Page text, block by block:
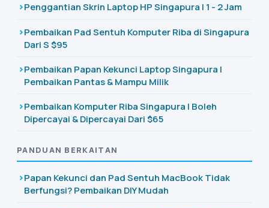
Penggantian Skrin Laptop HP Singapura | 1 - 2 Jam
Pembaikan Pad Sentuh Komputer Riba di Singapura
Dari S $95
Pembaikan Papan Kekunci Laptop Singapura |
Pembaikan Pantas & Mampu Milik
Pembaikan Komputer Riba Singapura | Boleh
Dipercayai & Dipercayai Dari $65
PANDUAN BERKAITAN
Papan Kekunci dan Pad Sentuh MacBook Tidak
Berfungsi? Pembaikan DIY Mudah